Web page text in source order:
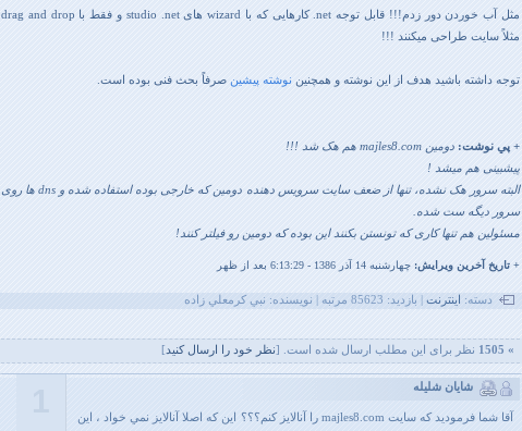
مثل آب خوردن دور زدم!!! قابل توجه net. کارهایی که با wizard های studio .net و فقط با drag and drop
مثلاً سایت طراحی میکنند !!!
توجه داشته باشید هدف از این نوشته و همچنین نوشته پیشین صرفاً بحث فنی بوده است.
+ پي نوشت: دومین majles8.com هم هک شد !!!
پیشبینی هم میشد !
البته سرور هک نشده، تنها از ضعف سایت سرویس دهنده دومین که خارجی بوده استفاده شده و dns ها روی
سرور دیگه ست شده.
مسئولین هم تنها کاری که تونستن بکنند این بوده که دومین رو فیلتر کنند!
+ تاريخ آخرين ويرايش: چهارشنبه 14 آذر 1386 - 6:13:29 بعد از ظهر
دسته: اینترنت | بازديد: 85623 مرتبه | نويسنده: نبي کرمعلي زاده
» 1505 نظر برای این مطلب ارسال شده است. [نظر خود را ارسال کنيد ]
شایان شلیله
آقا شما فرموديد كه سايت majles8.com را آنالايز كنم؟؟؟ اين كه اصلا آنالايز نمي خواد ، اين